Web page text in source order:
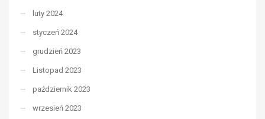
luty 2024
styczeń 2024
grudzień 2023
Listopad 2023
październik 2023
wrzesień 2023